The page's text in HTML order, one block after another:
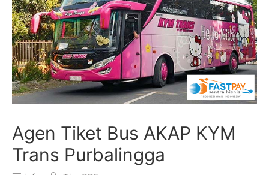
Agen Tiket Bus AKAP KYM
Trans Purbalingga